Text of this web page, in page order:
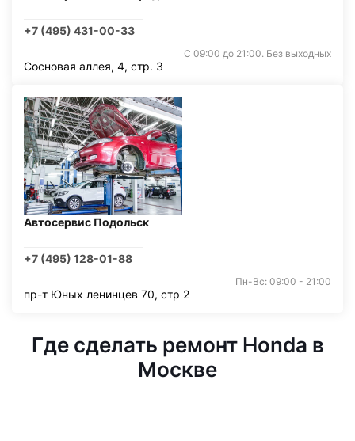
+7 (495) 431-00-33
С 09:00 до 21:00. Без выходных
Сосновая аллея, 4, стр. 3
Автосервис Подольск
+7 (495) 128-01-88
Пн-Вс: 09:00 - 21:00
пр-т Юных ленинцев 70, стр 2
Где сделать ремонт Honda в
Москве